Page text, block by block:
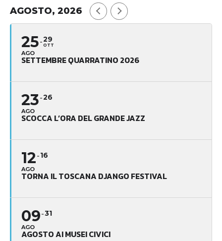
AGOSTO, 2026
25
AGO
29
OTT
SETTEMBRE QUARRATINO 2026
23
AGO
26
SCOCCA L’ORA DEL GRANDE JAZZ
12
AGO
16
TORNA IL TOSCANA DJANGO FESTIVAL
09
AGO
31
AGOSTO AI MUSEI CIVICI